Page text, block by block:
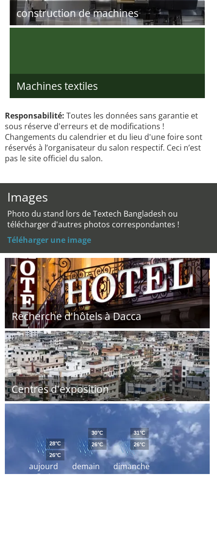
construction de machines
Machines textiles
Responsabilité: Toutes les données sans garantie et
sous réserve d'erreurs et de modifications !
Changements du calendrier et du lieu d'une foire sont
réservés à l’organisateur du salon respectif. Ceci n’est
pas le site officiel du salon.
Images
Photo du stand lors de Textech Bangladesh ou
télécharger d'autres photos correspondantes !
Téléharger une image
Recherche d'hôtels à Dacca
Centres d'exposition
aujourd
´hui
28°C
26°C
demain
30°C
26°C
dimanche
31°C
26°C